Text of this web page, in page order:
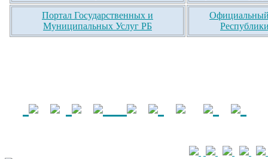
Портал Государственных и
Муниципальных Услуг РБ
Официальный